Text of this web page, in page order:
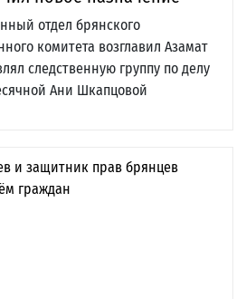
отдел брянского
комитета возглавил Азамат
следственную группу по делу
Ани Шкапцовой